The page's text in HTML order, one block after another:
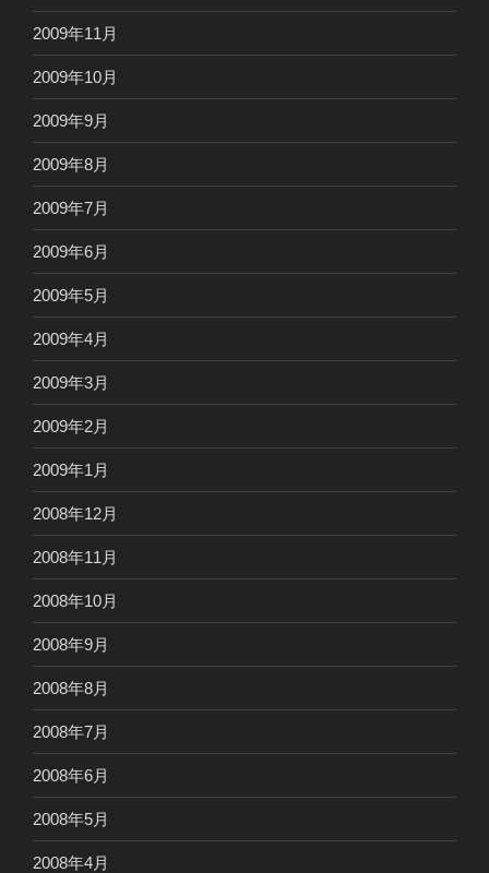
2009年11月
2009年10月
2009年9月
2009年8月
2009年7月
2009年6月
2009年5月
2009年4月
2009年3月
2009年2月
2009年1月
2008年12月
2008年11月
2008年10月
2008年9月
2008年8月
2008年7月
2008年6月
2008年5月
2008年4月